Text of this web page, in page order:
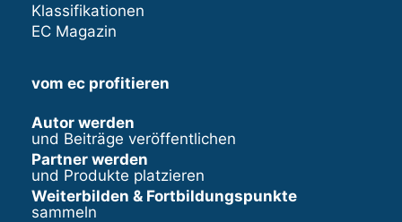
Klassifikationen
EC Magazin
vom ec profitieren
Autor werden
und Beiträge veröffentlichen
Partner werden
und Produkte platzieren
Weiterbilden & Fortbildungspunkte
sammeln